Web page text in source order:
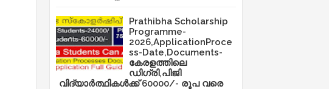
Prathibha Scholarship
Programme-
2026,ApplicationProce
ss-Date,Documents-
കേരളത്തിലെ
ഡിഗ്രി,പിജി
വിദ്യാർത്ഥികൾക്ക് 60000/- രൂപ വരെ